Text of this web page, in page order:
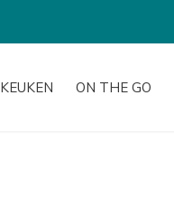
KEUKEN ON THE GO